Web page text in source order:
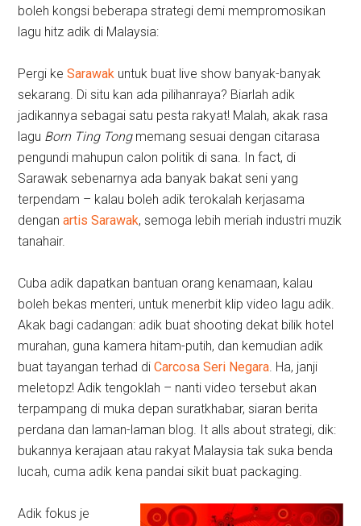
boleh kongsi beberapa strategi demi mempromosikan
lagu hitz adik di Malaysia:
Pergi keSarawak untuk buat live show banyak-banyak
sekarang. Di situ kan ada pilihanraya? Biarlah adik
jadikannya sebagai satu pesta rakyat! Malah, akak rasa
lagu Born Ting Tongmemang sesuai dengan citarasa
pengundi mahupun calon politik di sana. In fact, di
Sarawak sebenarnya ada banyak bakat seni yang
terpendam – kalau boleh adik terokalah kerjasama
denganartis Sarawak, semoga lebih meriah industri muzik
tanahair.
Cuba adik dapatkan bantuan orang kenamaan, kalau
boleh bekas menteri, untuk menerbit klip video lagu adik.
Akak bagi cadangan: adik buat shooting dekat bilik hotel
murahan, guna kamera hitam-putih, dan kemudian adik
buat tayangan terhad diCarcosa Seri Negara. Ha, janji
meletopz! Adik tengoklah – nanti video tersebut akan
terpampang di muka depan suratkhabar, siaran berita
perdana dan laman-laman blog. It alls about strategi, dik:
bukannya kerajaan atau rakyat Malaysia tak suka benda
lucah, cuma adik kena pandai sikit buat packaging.
Adik fokus je